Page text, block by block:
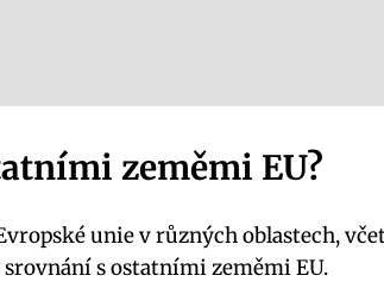
zeměmi EU?
unie v různých oblastech,
s ostatními zeměmi EU.